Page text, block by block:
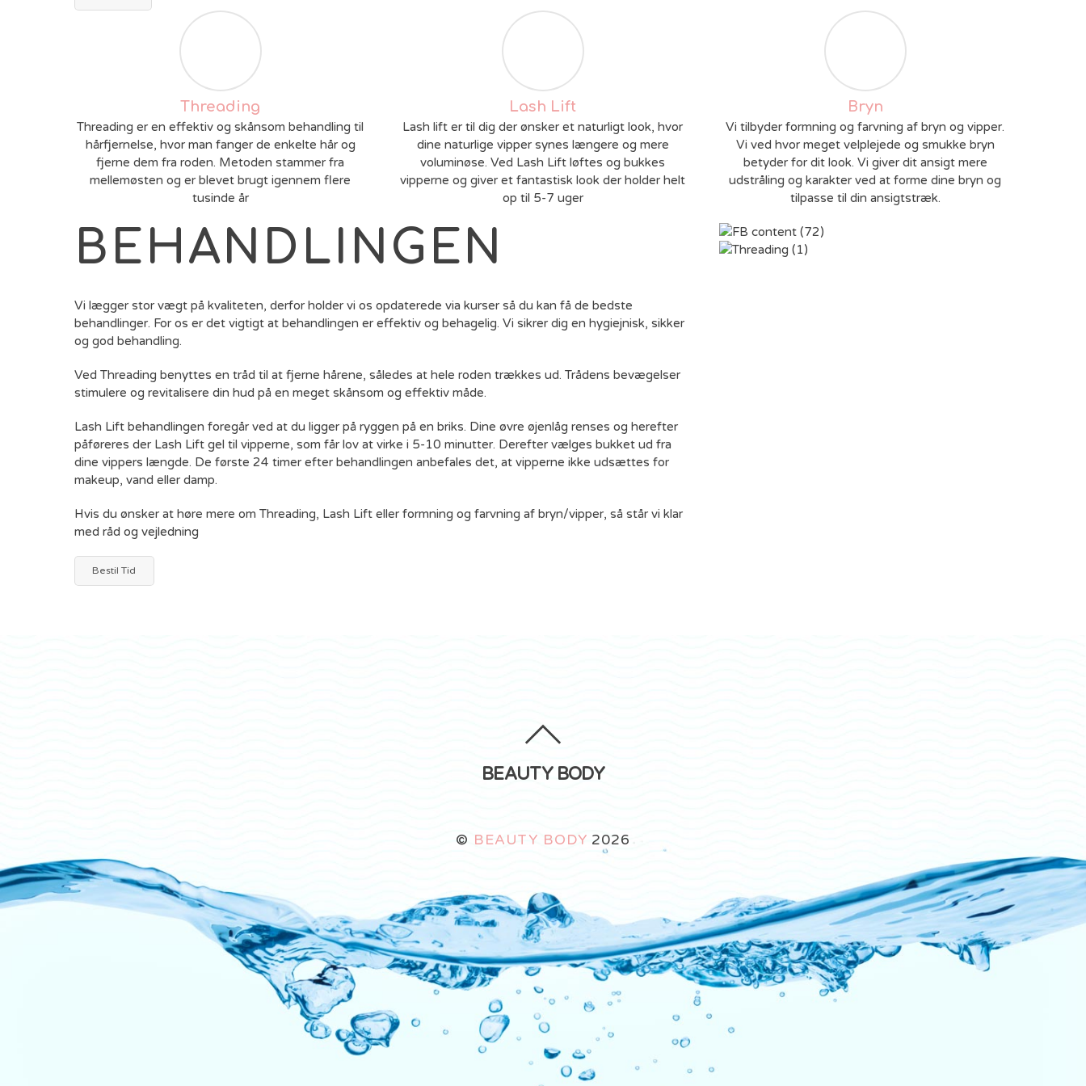
Threading
Threading er en effektiv og skånsom behandling til
hårfjernelse, hvor man fanger de enkelte hår og
fjerne dem fra roden. Metoden stammer fra
mellemøsten og er blevet brugt igennem flere
tusinde år
Lash Lift
Lash lift er til dig der ønsker et naturligt look, hvor
dine naturlige vipper synes længere og mere
voluminøse. Ved Lash Lift løftes og bukkes
vipperne og giver et fantastisk look der holder helt
op til 5-7 uger
Bryn
Vi tilbyder formning og farvning af bryn og vipper.
Vi ved hvor meget velplejede og smukke bryn
betyder for dit look. Vi giver dit ansigt mere
udstråling og karakter ved at forme dine bryn og
tilpasse til din ansigtstræk.
BEHANDLINGEN
Vi lægger stor vægt på kvaliteten, derfor holder vi os opdaterede via kurser så du kan få de bedste
behandlinger. For os er det vigtigt at behandlingen er effektiv og behagelig. Vi sikrer dig en hygiejnisk, sikker
og god behandling.
Ved Threading benyttes en tråd til at fjerne hårene, således at hele roden trækkes ud. Trådens bevægelser
stimulere og revitalisere din hud på en meget skånsom og effektiv måde.
Lash Lift behandlingen foregår ved at du ligger på ryggen på en briks. Dine øvre øjenlåg renses og herefter
påføreres der Lash Lift gel til vipperne, som får lov at virke i 5-10 minutter. Derefter vælges bukket ud fra
dine vippers længde. De første 24 timer efter behandlingen anbefales det, at vipperne ikke udsættes for
makeup, vand eller damp.
Hvis du ønsker at høre mere om Threading, Lash Lift eller formning og farvning af bryn/vipper, så står vi klar
med råd og vejledning
Bestil Tid
BEAUTY BODY
© BEAUTY BODY 2026